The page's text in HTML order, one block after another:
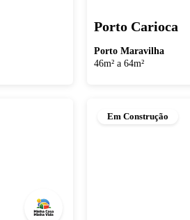
Porto Carioca
Porto Maravilha
46m² a 64m²
Em Construção